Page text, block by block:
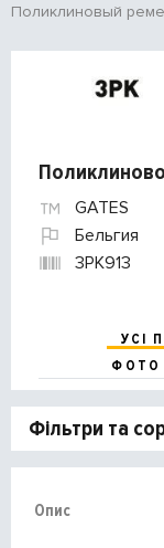
Поликлиновый
GATES
Бельгия
3PK913
УСІ
ФОТО
Фільтри та
Опис